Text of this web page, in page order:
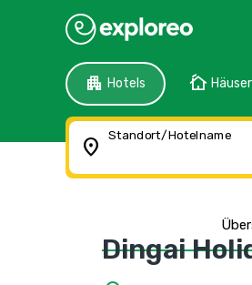
apartment Hotels cottage Häuser
location_on Standort/Hotelname
Dingai